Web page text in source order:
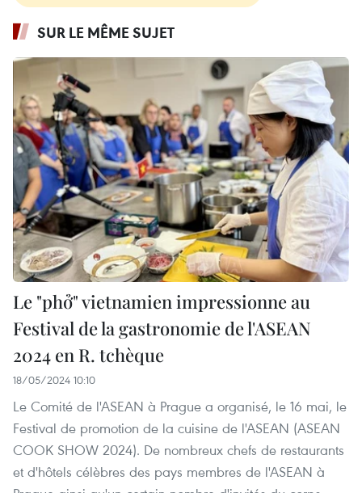
SUR LE MÊME SUJET
Le "phở" vietnamien impressionne au
Festival de la gastronomie de l'ASEAN
2024 en R. tchèque
18/05/2024 10:10
Le Comité de l'ASEAN à Prague a organisé, le 16 mai, le
Festival de promotion de la cuisine de l'ASEAN (ASEAN
COOK SHOW 2024). De nombreux chefs de restaurants
et d'hôtels célèbres des pays membres de l'ASEAN à